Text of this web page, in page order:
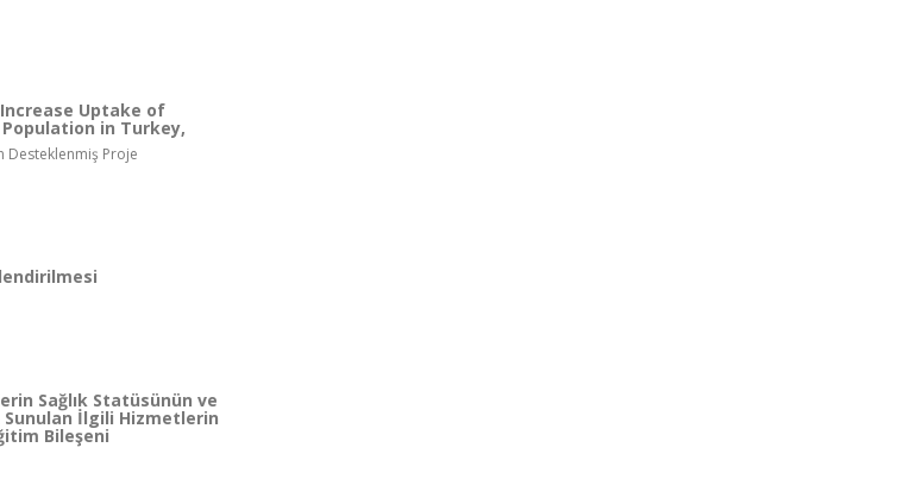
Uptake of
in Turkey,
Desteklenmiş Proje
Sağlık Statüsünün ve
İlgili Hizmetlerin
Bileşeni